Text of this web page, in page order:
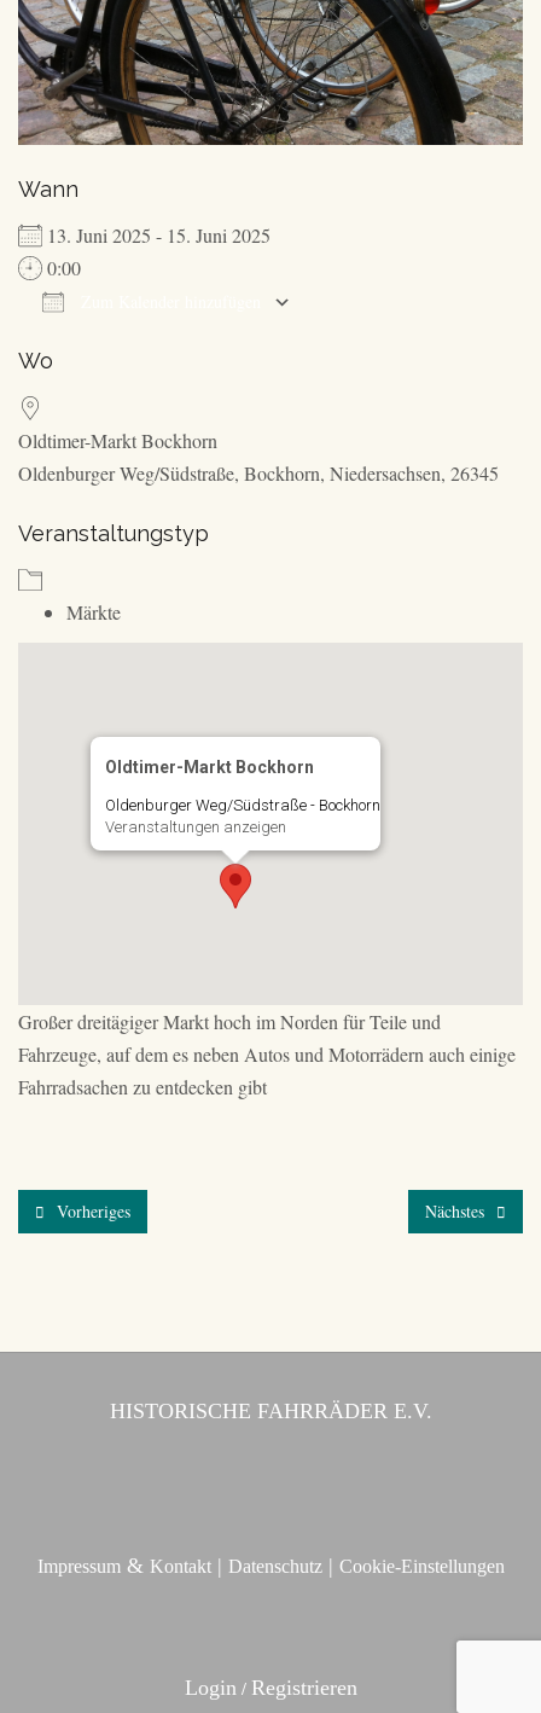
Wann
13. Juni 2025 - 15. Juni 2025
0:00
Wo
Oldtimer-Markt Bockhorn
Oldenburger Weg/Südstraße, Bockhorn, Niedersachsen, 26345
Veranstaltungstyp
Märkte
Oldtimer-Markt Bockhorn
Oldenburger Weg/Südstraße - Bockhorn
Veranstaltungen anzeigen
Großer dreitägiger Markt hoch im Norden für Teile und
Fahrzeuge, auf dem es neben Autos und Motorrädern auch einige
Fahrradsachen zu entdecken gibt
Vorheriges Nächstes
HISTORISCHE FAHRRÄDER E.V.
Impressum& Kontakt| Datenschutz| Cookie-Einstellungen
Login/ Registrieren